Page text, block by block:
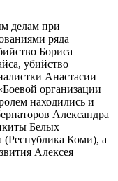
делам при
ряда
Бориса
убийство
Анастасии
организации
находились и
Александра
Белых
(Республика Коми), а
Алексея